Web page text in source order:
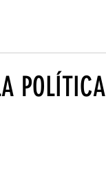
POLÍTICA